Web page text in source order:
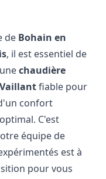
de Bohain en
, il est essentiel de
chaudière
fiable pour
confort
C'est
équipe de
est à
pour vous